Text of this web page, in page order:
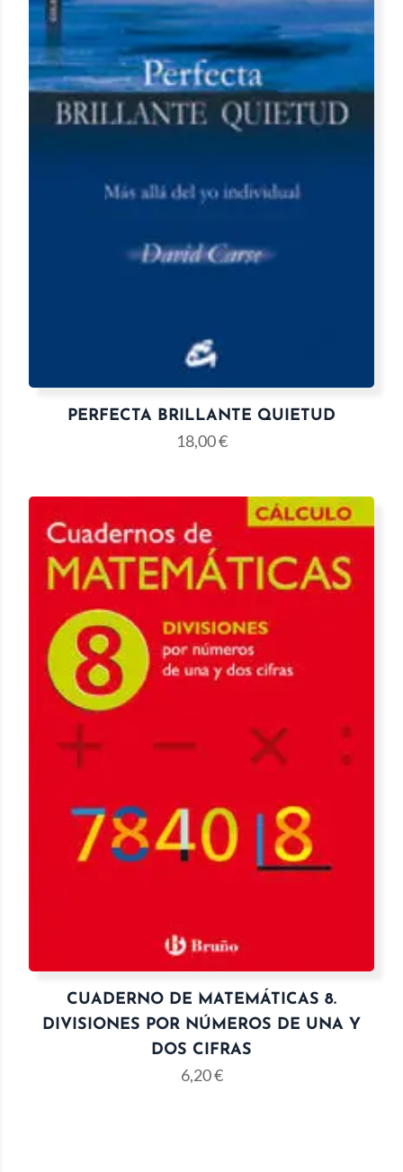
PERFECTA BRILLANTE QUIETUD
18,00€
CUADERNO DE MATEMÁTICAS 8.
DIVISIONES POR NÚMEROS DE UNA Y
DOS CIFRAS
6,20€